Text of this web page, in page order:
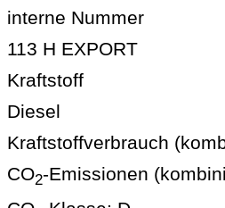
interne Nummer
113 H EXPORT
Kraftstoff
Diesel
Kraftstoffverbrauch
CO2-Emissionen